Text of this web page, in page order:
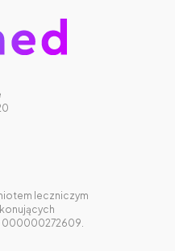
leczniczym
000000272609.